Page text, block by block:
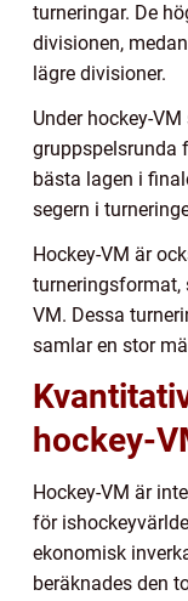
turneringar. De
divisionen,
lägre divisioner.
Under hockey-
gruppspelsrunda
bästa lagen i
segern i
Hockey-VM är
turneringsformat,
VM. Dessa
samlar en stor
hockey-
Hockey-VM är
för
ekonomisk
beräknades den